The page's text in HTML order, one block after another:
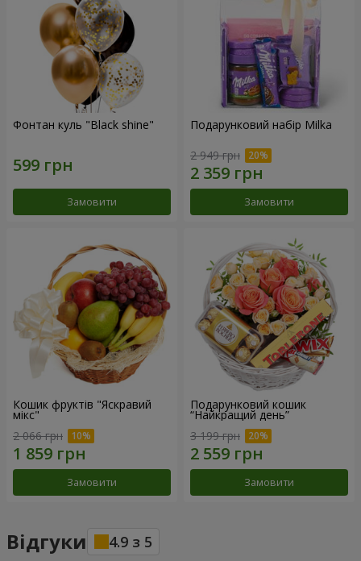
Фонтан куль "Black shine"
Замовити
Подарунковий набір Milka
2 949 грн
Замовити
Кошик фруктів "Яскравий
мікс"
2 066 грн
Замовити
Подарунковий кошик
“Найкращий день”
3 199 грн
Замовити
Відгуки 4.9 з 5